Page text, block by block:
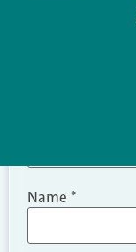
Name *